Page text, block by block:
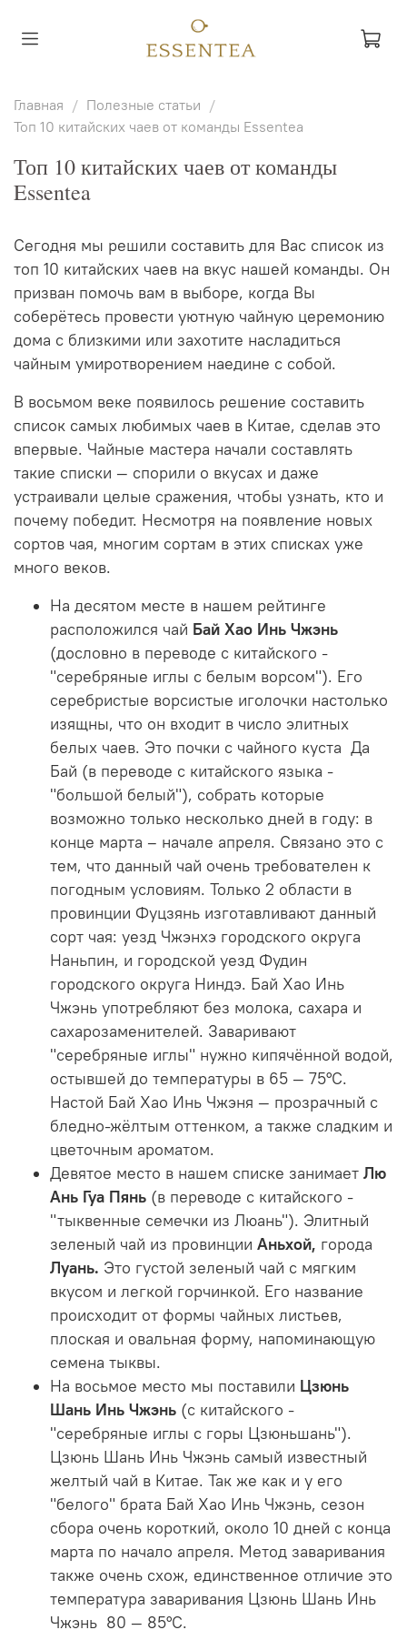
Главная
Полезные статьи
Топ 10 китайских чаев от команды Essentea
Топ 10 китайских чаев от команды
Essentea
Сегодня мы решили составить для Вас список из
топ 10 китайских чаев на вкус нашей команды. Он
призван помочь вам в выборе, когда Вы
соберётесь провести уютную чайную церемонию
дома с близкими или захотите насладиться
чайным умиротворением наедине с собой.
В восьмом веке появилось решение составить
список самых любимых чаев в Китае, сделав это
впервые. Чайные мастера начали составлять
такие списки — спорили о вкусах и даже
устраивали целые сражения, чтобы узнать, кто и
почему победит. Несмотря на появление новых
сортов чая, многим сортам в этих списках уже
много веков.
На десятом месте в нашем рейтинге
расположился чай Бай Хао Инь Чжэнь
(дословно в переводе с китайского -
"серебряные иглы с белым ворсом"). Его
серебристые ворсистые иголочки настолько
изящны, что он входит в число элитных
белых чаев. Это почки с чайного куста Да
Бай (в переводе с китайского языка -
"большой белый"), собрать которые
возможно только несколько дней в году: в
конце марта – начале апреля. Связано это с
тем, что данный чай очень требователен к
погодным условиям. Только 2 области в
провинции Фуцзянь изготавливают данный
сорт чая: уезд Чжэнхэ городского округа
Наньпин, и городской уезд Фудин
городского округа Ниндэ. Бай Хао Инь
Чжэнь употребляют без молока, сахара и
сахарозаменителей. Заваривают
"серебряные иглы" нужно кипячённой водой,
остывшей до температуры в 65 — 75°С.
Настой Бай Хао Инь Чжэня — прозрачный с
бледно-жёлтым оттенком, а также сладким и
цветочным ароматом.
Девятое место в нашем списке занимает Лю
Ань Гуа Пянь (в переводе с китайского -
"тыквенные семечки из Люань"). Элитный
зеленый чай из провинции Аньхой, города
Луань. Это густой зеленый чай с мягким
вкусом и легкой горчинкой. Его название
происходит от формы чайных листьев,
плоская и овальная форму, напоминающую
семена тыквы.
На восьмое место мы поставили Цзюнь
Шань Инь Чжэнь (с китайского -
"серебряные иглы с горы Цзюньшань").
Цзюнь Шань Инь Чжэнь самый известный
желтый чай в Китае. Так же как и у его
"белого" брата Бай Хао Инь Чжэнь, сезон
сбора очень короткий, около 10 дней с конца
марта по начало апреля. Метод заваривания
также очень схож, единственное отличие это
температура заваривания Цзюнь Шань Инь
Чжэнь 80 — 85°С.